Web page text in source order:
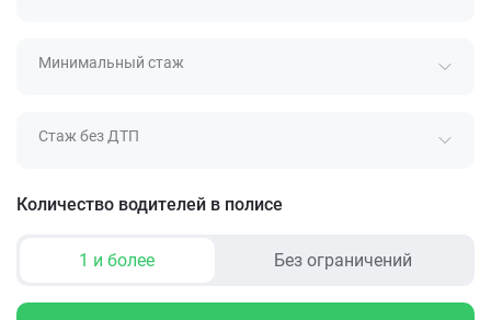
Минимальный стаж
Стаж без ДТП
Количество водителей в полисе
1 и более Без ограничений